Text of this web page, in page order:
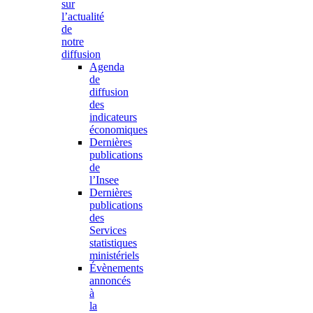
sur
l’actualité
de
notre
diffusion
Agenda
de
diffusion
des
indicateurs
économiques
Dernières
publications
de
l’Insee
Dernières
publications
des
Services
statistiques
ministériels
Évènements
annoncés
à
la